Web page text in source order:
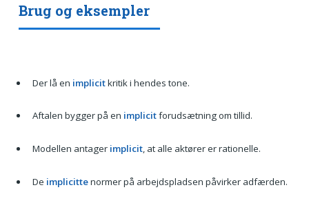
Brug og eksempler
Der lå en implicitkritik i hendes tone.
Aftalen bygger på en implicitforudsætning om tillid.
Modellen antager implicit, at alle aktører er rationelle.
De implicittenormer på arbejdspladsen påvirker adfærden.